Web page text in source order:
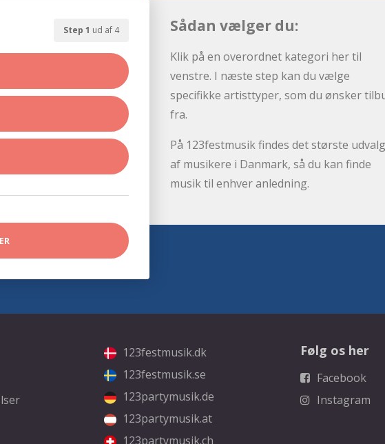
Step 1 ud af 4 Sådan vælger du:
Klik på en overordnet kategori her til
venstre. I næste step kan du vælge
specifikke artisttyper, som du ønsker
fra.
På 123festmusik findes det største udvalg
af musikere i Danmark, så du kan finde
musik til enhver anledning.
123festmusik.dk
123festmusik.se
123partymusik.de
123partymusik.at
123partymusik.ch
Følg os her
Facebook
Instagram